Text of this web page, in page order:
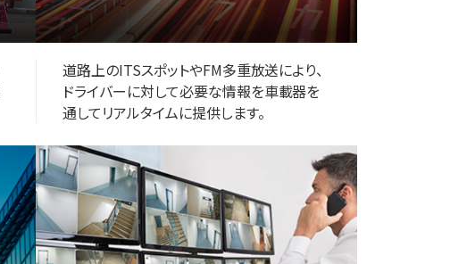
道路上のITSスポットやFM多重放送により、
ドライバーに対して必要な情報を車載器を
通してリアルタイムに提供します。